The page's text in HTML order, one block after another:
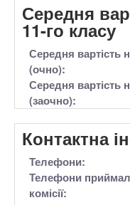
Середня
11-го класу
Середня вартість
(очно):
Середня вартість
(заочно):
Контактна
Телефони:
Телефони
комісії: